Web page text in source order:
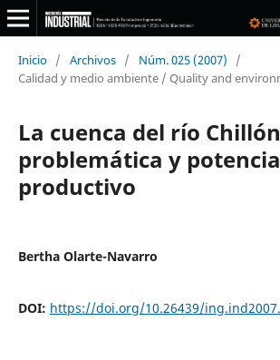
Inicio / Archivos / Núm. 025 (2007)
/
Calidad y medio ambiente / Quality and
La cuenca del río
problemática y
productivo
Bertha Olarte-Navarro
DOI: https://doi.org/10.26439/